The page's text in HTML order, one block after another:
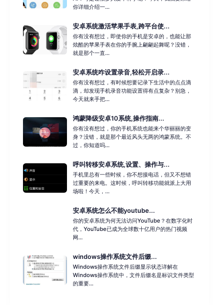
你详细介绍一...
安卓系统激活苹果手表,跨平台使...
你有没有想过，即使你的手机是安卓的，也能让那
炫酷的苹果手表在你的手腕上翩翩起舞呢？没错，
就是那个一直...
安卓系统咋设置录音,轻松开启录...
你有没有想过，有时候想要记录下生活中的点点滴
滴，却发现手机录音功能设置得有点复杂？别急，
今天就来手把...
鸿蒙降级安卓10系统,操作指南...
你有没有想过，你的手机系统也能来个华丽丽的变
身？没错，就是那个最近风头无两的鸿蒙系统。不
过，你知道吗...
呼叫转移安卓系统,设置、操作与...
手机里总有一些时候，你不想接电话，但又不想错
过重要的来电。这时候，呼叫转移功能就派上大用
场啦！今天，...
安卓系统怎么不能youtube...
你的安卓系统为何无法访问YouTube？在数字化时
代，YouTube已成为全球数十亿用户的热门视频
网...
windows操作系统文件后缀...
Windows操作系统文件后缀显示状态详解在
Windows操作系统中，文件后缀名是标识文件类型
的重要...